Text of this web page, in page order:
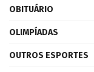
OBITUÁRIO
OLIMPÍADAS
OUTROS ESPORTES